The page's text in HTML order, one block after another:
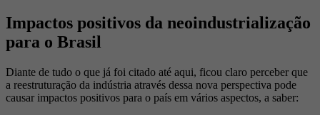
Impactos positivos da neoindustrialização
para o Brasil
Diante de tudo o que já foi citado até aqui, ficou claro perceber que
a reestruturação da indústria através dessa nova perspectiva pode
causar impactos positivos para o país em vários aspectos, a saber: